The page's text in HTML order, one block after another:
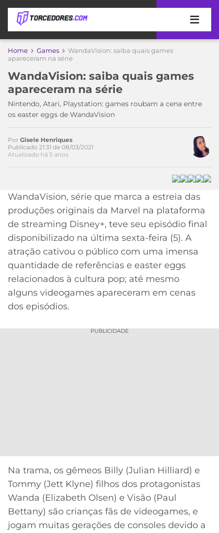
APOSTAS
DE
APOSTA
MELHORES
SITES
DE
APOSTAS
2026
PROMOCIONAL
BETBOOM
CÓDIGO
INDICAÇÃO
BET365
CÓDIGO
BETANO
MELHORES
COPA
DO
MUNDO
TIMES
MEU
PALMEIRAS
CORINTHIANS
SÃO
PAULO
SANTOS
FLAMENGO
ATLÉTICO
MG
CRUZEIRO
CAMPEONATOS
BRASILEIRÃO
SÉRIE
A
LIBERTADORES
COPA
DO
BRASIL
LEAGUE
LALIGA
MÍDIA
ESPORTIVA
MERCADO
DA
BOLA
PALPITES
Home Games
WandaVision: saiba quais games
apareceram na série
WandaVision: saiba quais games
apareceram na série
Nintendo, Atari, Playstation: games roubam a cena entre
os easter eggs de WandaVision
Acesse o perfil do autor
no Twitter
Por Gisele Henriques
Publicado 21:31 de 08/03/2021
Atualizado há 5 anos
WandaVision, série que marca a estreia das
produções originais da Marvel na plataforma
de streaming Disney+, teve seu episódio final
disponibilizado na última sexta-feira (5). A
atração cativou o público com uma imensa
quantidade de referências e easter eggs
relacionados à cultura pop; até mesmo
alguns videogames apareceram em cenas
dos episódios.
PUBLICIDADE
Na trama, os gêmeos Billy (Julian Hilliard) e
Tommy (Jett Klyne) filhos dos protagonistas
Wanda (Elizabeth Olsen) e Visão (Paul
Bettany) são crianças fãs de videogames, e
jogam muitas gerações de consoles devido a